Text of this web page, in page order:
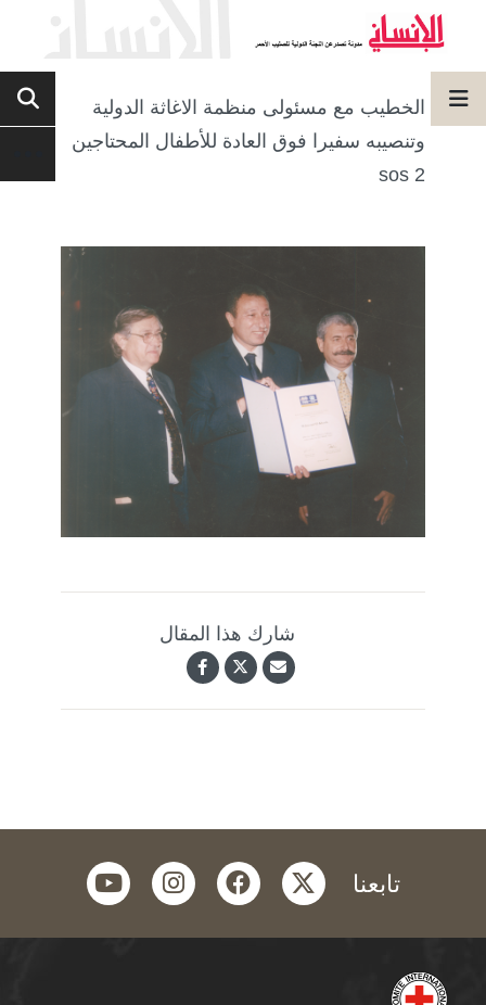
الخطيب مع مسئولى منظمة الاغاثة الدولية
وتنصيبه سفيرا فوق العادة للأطفال المحتاجين
sos 2
شارك هذا المقال
تابعنا twitter
facebook
instagram
youtube